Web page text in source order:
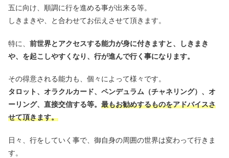
五に向け、順調に行を進める事が出来る等。
しきまきや、と合わせてお伝えさせて頂きます。
特に、 前世界とアクセスする能力が身に付きますと、しきまき
や、を起こしやすくなり、行が進んで行く事になります。
その得意される能力も、個々によって様々です。
タロット、オラクルカード、ペンデュラム（チャネリング）、オ
ーリング、直接交信する等。 最もお勧めするものをアドバイスさ
せて頂きます。
日々、行をしていく事で、御自身の周囲の世界は変わって行きま
す。